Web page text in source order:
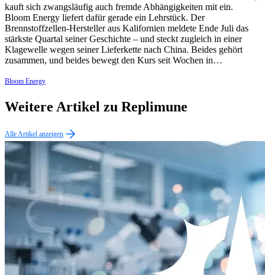
kauft sich zwangsläufig auch fremde Abhängigkeiten mit ein.
Bloom Energy liefert dafür gerade ein Lehrstück. Der
Brennstoffzellen-Hersteller aus Kalifornien meldete Ende Juli das
stärkste Quartal seiner Geschichte – und steckt zugleich in einer
Klagewelle wegen seiner Lieferkette nach China. Beides gehört
zusammen, und beides bewegt den Kurs seit Wochen in…
Bloom Energy
Weitere Artikel zu Replimune
Alle Artikel anzeigen